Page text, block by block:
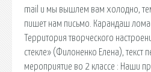
mail и мы вышлем вам холодно,
пишет нам письмо. Карандаш
Территория творческого
стекле» (Филоненко Елена), текст
мероприятие во 2 классе : Наши